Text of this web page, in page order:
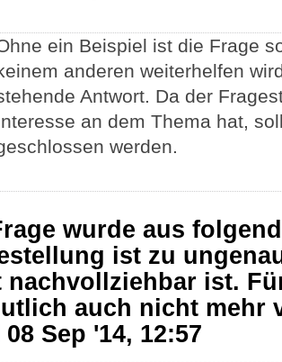
ein Beispiel ist die Frage
anderen weiterhelfen
Antwort. Da der
an dem Thema hat,
werden.
wurde aus
ist zu
nachvollziehbar ist.
auch nicht mehr
08 Sep '14, 12:57